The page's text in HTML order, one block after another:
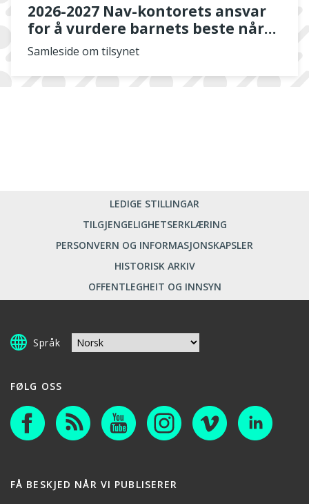
2026-2027 Nav-kontorets ansvar
for å vurdere barnets beste når
familien søker sosialhjelp
Samleside om tilsynet
LEDIGE STILLINGAR
TILGJENGELIGHETSERKLÆRING
PERSONVERN OG INFORMASJONSKAPSLER
HISTORISK ARKIV
OFFENTLEGHEIT OG INNSYN
Språk
FØLG OSS
FÅ BESKJED NÅR VI PUBLISERER